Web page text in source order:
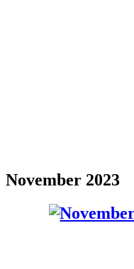
November 2023